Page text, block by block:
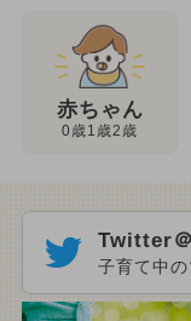
赤ちゃん
0歳1歳2歳
Twitter
子育て中の